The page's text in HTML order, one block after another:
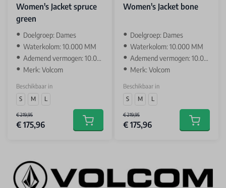
Women's Jacket spruce
green
‌Doelgroep: Dames
Waterkolom: 10.000 MM
Ademend vermogen: 10.000 GR
Merk: Volcom
Beschikbaar in
S
M L
€ 219,95
€ 175,96 Add to cart
Women's Jacket bone
‌Doelgroep: Dames
Waterkolom: 10.000 MM
Ademend vermogen: 10.000 GR
Merk: Volcom
Beschikbaar in
S
M L
€ 219,95
€ 175,96 Add to